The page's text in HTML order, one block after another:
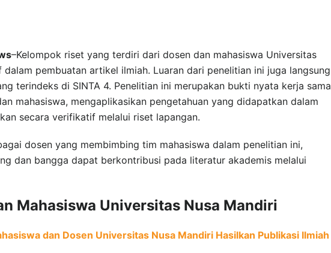
–Kelompok riset yang terdiri dari dosen dan mahasiswa Universitas
dalam pembuatan artikel ilmiah. Luaran dari penelitian ini juga langsung
terindeks di SINTA 4. Penelitian ini merupakan bukti nyata kerja sama
mahasiswa, mengaplikasikan pengetahuan yang didapatkan dalam
secara verifikatif melalui riset lapangan.
dosen yang membimbing tim mahasiswa dalam penelitian ini,
dan bangga dapat berkontribusi pada literatur akademis melalui
Mahasiswa Universitas Nusa Mandiri
dan Dosen Universitas Nusa Mandiri Hasilkan Publikasi Ilmiah